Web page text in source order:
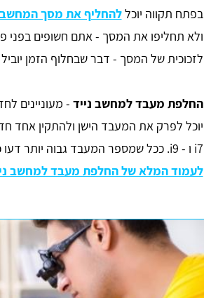
בפתח תקווה יוכללהחליף את מסך
ולא תחליפו את המסך - אתם חשופים בפני
לזכוכית של המסך - דבר שבחלוף הזמן
החלפת מעבד למחשב נייד - מעוניינים
i7 ו - i9. ככל שמספר המעבד גבוה יותר דעו כי מדובר במעבד עוצמתי יותר. למידע נוסף, היכנסו
לעמוד המלא של החלפת מעבד למחשב